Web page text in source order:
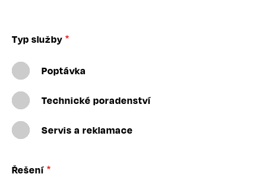
Typ služby
Poptávka
Technické poradenství
Servis a reklamace
Řešení